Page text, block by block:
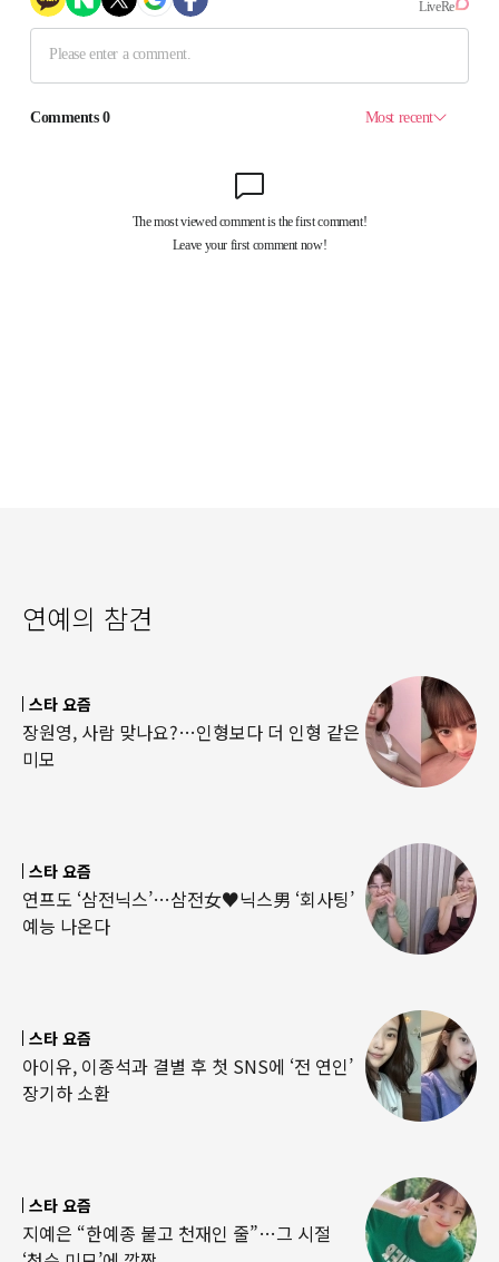
연예의 참견
스타 요즘
장원영, 사람 맞나요?…인형보다 더 인형 같은
미모
스타 요즘
연프도 ‘삼전닉스’…삼전女♥닉스男 ‘회사팅’
예능 나온다
스타 요즘
아이유, 이종석과 결별 후 첫 SNS에 ‘전 연인’
장기하 소환
스타 요즘
지예은 “한예종 붙고 천재인 줄”…그 시절